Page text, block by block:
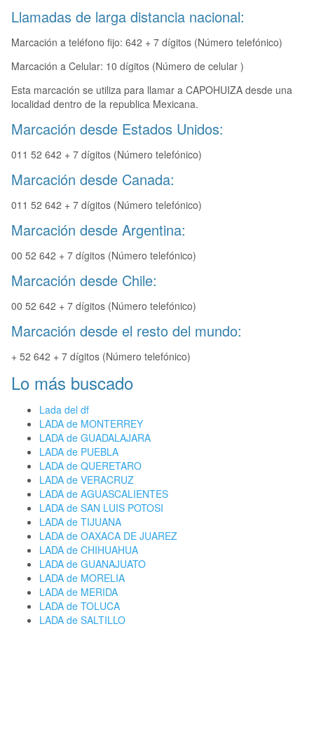
Llamadas de larga distancia nacional:
Marcación a teléfono fijo: 642 + 7 dígitos (Número telefónico)
Marcación a Celular: 10 dígitos (Número de celular )
Esta marcación se utiliza para llamar a CAPOHUIZA desde una
localidad dentro de la republica Mexicana.
Marcación desde Estados Unidos:
011 52 642 + 7 dígitos (Número telefónico)
Marcación desde Canada:
011 52 642 + 7 dígitos (Número telefónico)
Marcación desde Argentina:
00 52 642 + 7 dígitos (Número telefónico)
Marcación desde Chile:
00 52 642 + 7 dígitos (Número telefónico)
Marcación desde el resto del mundo:
+ 52 642 + 7 dígitos (Número telefónico)
Lo más buscado
Lada del df
LADA de MONTERREY
LADA de GUADALAJARA
LADA de PUEBLA
LADA de QUERETARO
LADA de VERACRUZ
LADA de AGUASCALIENTES
LADA de SAN LUIS POTOSI
LADA de TIJUANA
LADA de OAXACA DE JUAREZ
LADA de CHIHUAHUA
LADA de GUANAJUATO
LADA de MORELIA
LADA de MERIDA
LADA de TOLUCA
LADA de SALTILLO